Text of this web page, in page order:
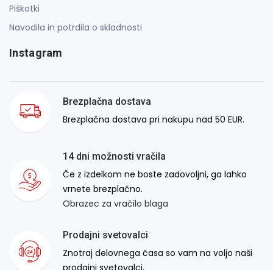
Piškotki
Navodila in potrdila o skladnosti
Instagram
Brezplačna dostava
Brezplačna dostava pri nakupu nad 50 EUR.
14 dni možnosti vračila
Če z izdelkom ne boste zadovoljni, ga lahko
vrnete brezplačno.
Obrazec za vračilo blaga
Prodajni svetovalci
Znotraj delovnega časa so vam na voljo naši
prodajni svetovalci.